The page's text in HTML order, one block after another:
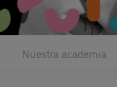
Nuestra academia